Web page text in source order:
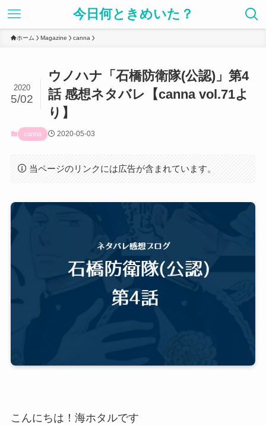
今日何ときめいた？
ホーム Magazine canna
ウノハナ「石橋防衛隊(公認)」第4
話 感想ネタバレ【canna vol.71よ
り】
2020
5/02
canna 2020-05-03
当ページのリンクには広告が含まれています。
こんにちは！海ホタルです